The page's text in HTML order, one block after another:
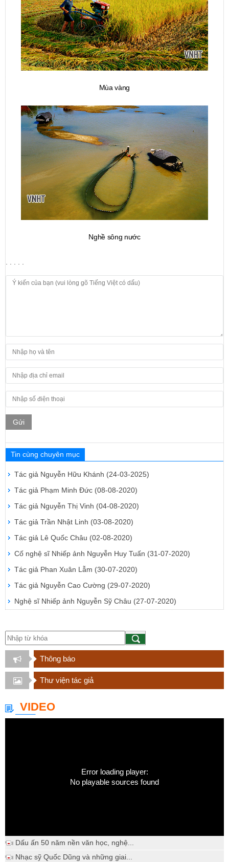
Mùa vàng
Nghề sông nước
. . . . .
Gửi
Tin cùng chuyên mục
Tác giả Nguyễn Hữu Khánh (24-03-2025)
Tác giả Phạm Minh Đức (08-08-2020)
Tác giả Nguyễn Thị Vinh (04-08-2020)
Tác giả Trần Nhật Linh (03-08-2020)
Tác giả Lê Quốc Châu (02-08-2020)
Cố nghệ sĩ Nhiếp ảnh Nguyễn Huy Tuấn (31-07-2020)
Tác giả Phan Xuân Lẫm (30-07-2020)
Tác giả Nguyễn Cao Cường (29-07-2020)
Nghệ sĩ Nhiếp ảnh Nguyễn Sỹ Châu (27-07-2020)
Thông báo
Thư viện tác giả
VIDEO
Error loading player:
No playable sources found
Dấu ấn 50 năm nền văn học, nghệ...
Nhạc sỹ Quốc Dũng và những giai...